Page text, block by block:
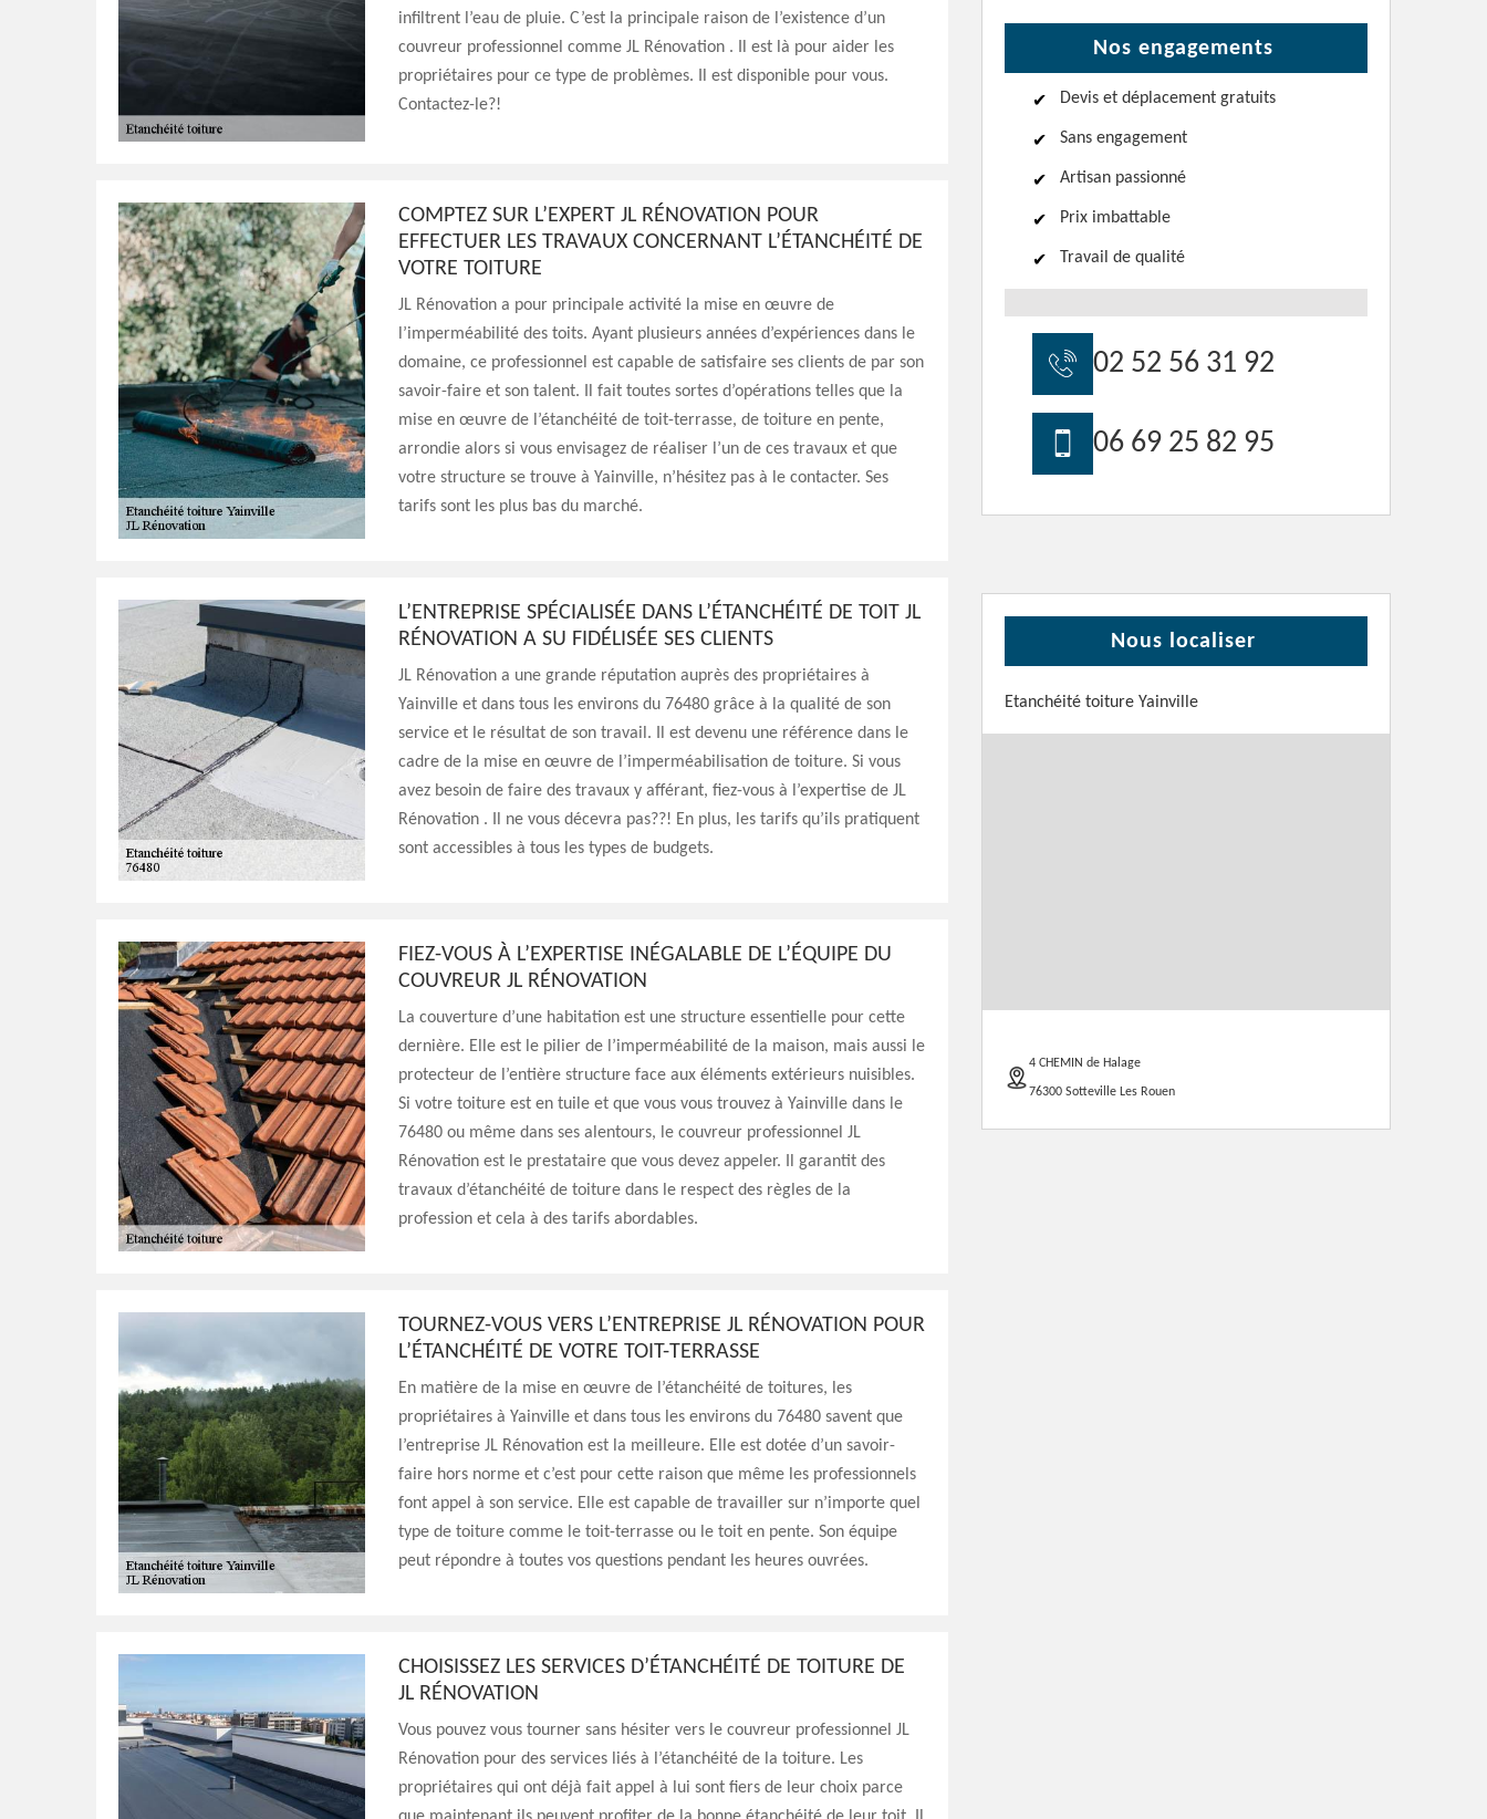
infiltrent l’eau de pluie. C’est la principale raison de l’existence d’un
couvreur professionnel comme JL Rénovation . Il est là pour aider les
propriétaires pour ce type de problèmes. Il est disponible pour vous.
Contactez-le?!
COMPTEZ SUR L’EXPERT JL RÉNOVATION POUR
EFFECTUER LES TRAVAUX CONCERNANT L’ÉTANCHÉITÉ DE
VOTRE TOITURE
JL Rénovation a pour principale activité la mise en œuvre de
l’imperméabilité des toits. Ayant plusieurs années d’expériences dans le
domaine, ce professionnel est capable de satisfaire ses clients de par son
savoir-faire et son talent. Il fait toutes sortes d’opérations telles que la
mise en œuvre de l’étanchéité de toit-terrasse, de toiture en pente,
arrondie alors si vous envisagez de réaliser l’un de ces travaux et que
votre structure se trouve à Yainville, n’hésitez pas à le contacter. Ses
tarifs sont les plus bas du marché.
L’ENTREPRISE SPÉCIALISÉE DANS L’ÉTANCHÉITÉ DE TOIT JL
RÉNOVATION A SU FIDÉLISÉE SES CLIENTS
JL Rénovation a une grande réputation auprès des propriétaires à
Yainville et dans tous les environs du 76480 grâce à la qualité de son
service et le résultat de son travail. Il est devenu une référence dans le
cadre de la mise en œuvre de l’imperméabilisation de toiture. Si vous
avez besoin de faire des travaux y afférant, fiez-vous à l’expertise de JL
Rénovation . Il ne vous décevra pas??! En plus, les tarifs qu’ils pratiquent
sont accessibles à tous les types de budgets.
FIEZ-VOUS À L’EXPERTISE INÉGALABLE DE L’ÉQUIPE DU
COUVREUR JL RÉNOVATION
La couverture d’une habitation est une structure essentielle pour cette
dernière. Elle est le pilier de l’imperméabilité de la maison, mais aussi le
protecteur de l’entière structure face aux éléments extérieurs nuisibles.
Si votre toiture est en tuile et que vous vous trouvez à Yainville dans le
76480 ou même dans ses alentours, le couvreur professionnel JL
Rénovation est le prestataire que vous devez appeler. Il garantit des
travaux d’étanchéité de toiture dans le respect des règles de la
profession et cela à des tarifs abordables.
TOURNEZ-VOUS VERS L’ENTREPRISE JL RÉNOVATION POUR
L’ÉTANCHÉITÉ DE VOTRE TOIT-TERRASSE
En matière de la mise en œuvre de l’étanchéité de toitures, les
propriétaires à Yainville et dans tous les environs du 76480 savent que
l’entreprise JL Rénovation est la meilleure. Elle est dotée d’un savoir-
faire hors norme et c’est pour cette raison que même les professionnels
font appel à son service. Elle est capable de travailler sur n’importe quel
type de toiture comme le toit-terrasse ou le toit en pente. Son équipe
peut répondre à toutes vos questions pendant les heures ouvrées.
CHOISISSEZ LES SERVICES D’ÉTANCHÉITÉ DE TOITURE DE
JL RÉNOVATION
Vous pouvez vous tourner sans hésiter vers le couvreur professionnel JL
Rénovation pour des services liés à l’étanchéité de la toiture. Les
propriétaires qui ont déjà fait appel à lui sont fiers de leur choix parce
Nos engagements
Devis et déplacement gratuits
Sans engagement
Artisan passionné
Prix imbattable
Travail de qualité
02 52 56 31 92
06 69 25 82 95
Nous localiser
Etanchéité toiture Yainville
4 CHEMIN de Halage
76300 Sotteville Les Rouen